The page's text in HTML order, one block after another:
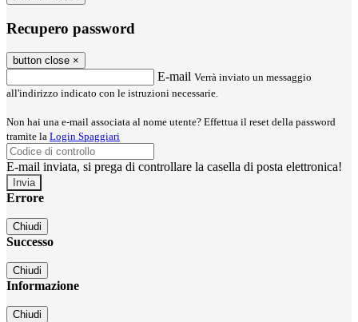
Recupero password
button close ×
E-mail Verrà inviato un messaggio
all'indirizzo indicato con le istruzioni necessarie.
Non hai una e-mail associata al nome utente? Effettua il reset della password
tramite la Login Spaggiari
E-mail inviata, si prega di controllare la casella di posta elettronica!
Errore
Chiudi
Successo
Chiudi
Informazione
Chiudi